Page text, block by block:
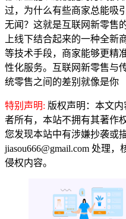
过，为什么有些商家总能吸
无闻？这就是互联网新零售
上线下结合起来的一种全新
等技术手段，商家能够更精
性化服务。互联网新零售与
统零售之间的差别就像是你
特别声明: 版权声明：本文
者所有，本站不拥有其著作
您发现本站中有涉嫌抄袭或
jiasou666@gmail.com 处理
侵权内容。